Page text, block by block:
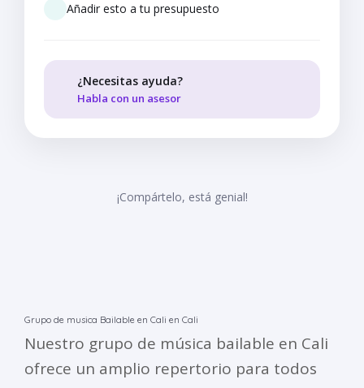
Añadir esto a tu presupuesto
¿Necesitas ayuda?
Habla con un asesor
¡Compártelo, está genial!
Grupo de musica Bailable en Cali en Cali
Nuestro grupo de música bailable en Cali
ofrece un amplio repertorio para todos